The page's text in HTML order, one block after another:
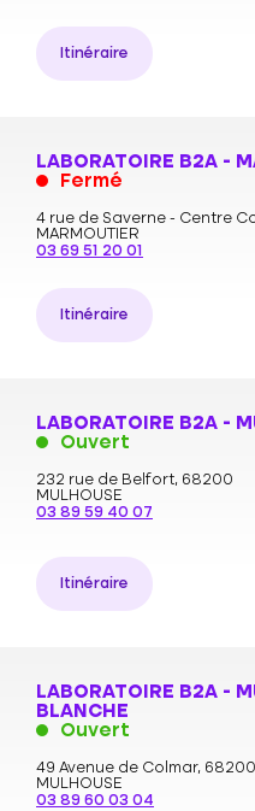
Itinéraire
LABORATOIRE B2A -
Fermé
4 rue de Saverne - Centre
MARMOUTIER
03 69 51 20 01
Itinéraire
LABORATOIRE B2A -
Ouvert
232 rue de Belfort, 68200
MULHOUSE
03 89 59 40 07
Itinéraire
LABORATOIRE B2A -
BLANCHE
Ouvert
49 Avenue de Colmar, 68200
MULHOUSE
03 89 60 03 04